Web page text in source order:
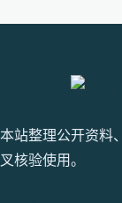
本站整理公开资料
叉核验使用。